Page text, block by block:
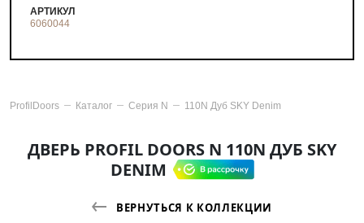
АРТИКУЛ
6060044
ProfilDoors Каталог Серия N 110N Дуб SKY Denim
ДВЕРЬ PROFIL DOORS N 110N ДУБ SKY
DENIM
ВЕРНУТЬСЯ К КОЛЛЕКЦИИ